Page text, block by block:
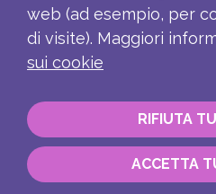
Canale di
web (ad esempio, per
di visite). Maggiori
sui cookie
RIFIUTA
ACCETTA